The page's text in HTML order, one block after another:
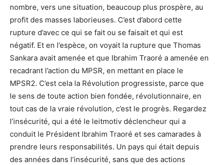
nombre, vers une situation, beaucoup plus prospère, au
profit des masses laborieuses. C’est d’abord cette
rupture d’avec ce qui se fait ou se faisait et qui est
négatif. Et en l’espèce, on voyait la rupture que Thomas
Sankara avait amenée et que Ibrahim Traoré a amenée en
recadrant l’action du MPSR, en mettant en place le
MPSR2. C’est cela la Révolution progressiste, parce que
le sens de toute action bien fondée, révolutionnaire, en
tout cas de la vraie révolution, c’est le progrès. Regardez
l’insécurité, qui a été le leitmotiv déclencheur qui a
conduit le Président Ibrahim Traoré et ses camarades à
prendre leurs responsabilités. Un pays qui était depuis
des années dans l’insécurité, sans que des actions